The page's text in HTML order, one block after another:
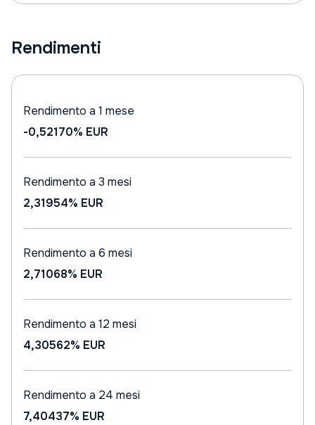
Rendimenti
Rendimento a 1 mese
-0,52170% EUR
Rendimento a 3 mesi
2,31954% EUR
Rendimento a 6 mesi
2,71068% EUR
Rendimento a 12 mesi
4,30562% EUR
Rendimento a 24 mesi
7,40437% EUR